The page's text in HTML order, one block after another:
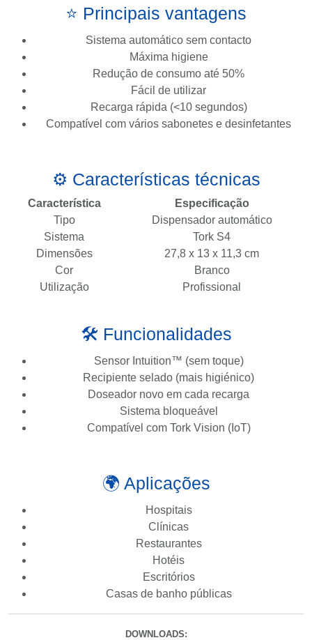
⭐ Principais vantagens
Sistema automático sem contacto
Máxima higiene
Redução de consumo até 50%
Fácil de utilizar
Recarga rápida (<10 segundos)
Compatível com vários sabonetes e desinfetantes
⚙️ Características técnicas
Característica
Especificação
Tipo
Dispensador automático
Sistema
Tork S4
Dimensões
27,8 x 13 x 11,3 cm
Cor
Branco
Utilização
Profissional
🛠️ Funcionalidades
Sensor Intuition™ (sem toque)
Recipiente selado (mais higiénico)
Doseador novo em cada recarga
Sistema bloqueável
Compatível com Tork Vision (IoT)
🌍 Aplicações
Hospitais
Clínicas
Restaurantes
Hotéis
Escritórios
Casas de banho públicas
DOWNLOADS: